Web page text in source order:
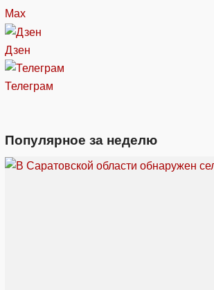
Max
Дзен
Телеграм
Популярное за неделю